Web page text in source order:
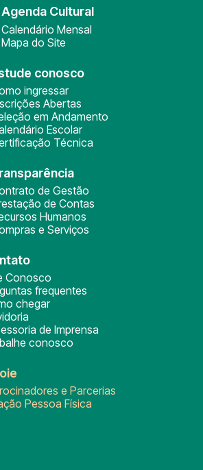
Agenda Cultural
Calendário Mensal
Mapa do Site
conosco
ingressar
Abertas
em Andamento
Escolar
Técnica
de Gestão
de Contas
Humanos
e Serviços
Conosco
frequentes
chegar
de Imprensa
conosco
e Parcerias
Pessoa Física